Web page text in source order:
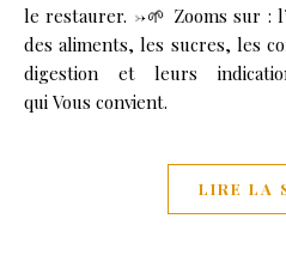
le restaurer. ->🌱 Zooms sur :
des aliments, les sucres, les
digestion et leurs
qui Vous convient.
LIRE LA